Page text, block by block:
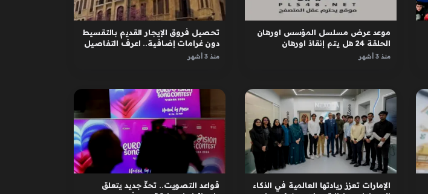
موعد عرض مسلسل المؤسس اورهان
الحلقة 24 هل يتم إنقاذ اورهان
واسبورجا
منذ 3 أشهر
تحصيل فروق الإيجار القديم بالتقسيط
دون غرامات إضافية.. اعرف التفاصيل
منذ 3 أشهر
الإمارات تعزز ريادتها العالمية في الذكاء
قواعد التصويت.. تحدٍّ جديد يتعلق